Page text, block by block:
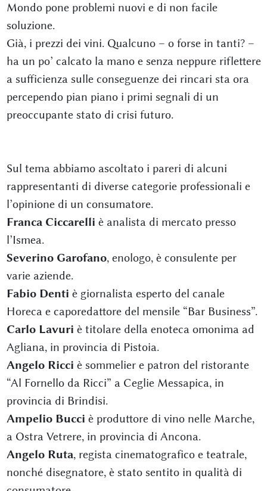
Mondo pone problemi nuovi e di non facile
soluzione.
Già, i prezzi dei vini. Qualcuno – o forse in tanti? –
ha un po’ calcato la mano e senza neppure riflettere
a sufficienza sulle conseguenze dei rincari sta ora
percependo pian piano i primi segnali di un
preoccupante stato di crisi futuro.
Sul tema abbiamo ascoltato i pareri di alcuni
rappresentanti di diverse categorie professionali e
l’opinione di un consumatore.
Franca Ciccarelli è analista di mercato presso
l’Ismea.
Severino Garofano, enologo, è consulente per
varie aziende.
Fabio Denti è giornalista esperto del canale
Horeca e caporedattore del mensile “Bar Business”.
Carlo Lavuri è titolare della enoteca omonima ad
Agliana, in provincia di Pistoia.
Angelo Ricci è sommelier e patron del ristorante
“Al Fornello da Ricci” a Ceglie Messapica, in
provincia di Brindisi.
Ampelio Bucci è produttore di vino nelle Marche,
a Ostra Vetrere, in provincia di Ancona.
Angelo Ruta, regista cinematografico e teatrale,
nonché disegnatore, è stato sentito in qualità di